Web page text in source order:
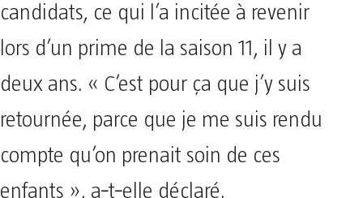
candidats, ce qui l’a incitée à revenir
lors d’un prime de la saison 11, il y a
deux ans. « C’est pour ça que j’y suis
retournée, parce que je me suis rendu
compte qu’on prenait soin de ces
enfants », a‑t‑elle déclaré.